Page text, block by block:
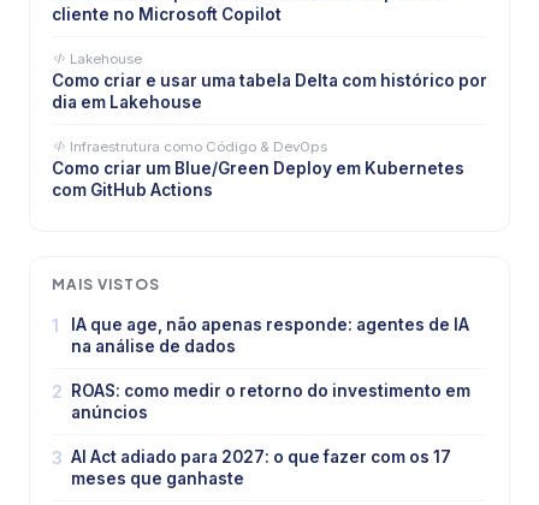
cliente no Microsoft Copilot
Lakehouse
Como criar e usar uma tabela Delta com histórico por
dia em Lakehouse
Infraestrutura como Código & DevOps
Como criar um Blue/Green Deploy em Kubernetes
com GitHub Actions
MAIS VISTOS
1
IA que age, não apenas responde: agentes de IA
na análise de dados
2
ROAS: como medir o retorno do investimento em
anúncios
3 AI Act adiado para 2027: o que fazer com os 17
meses que ganhaste